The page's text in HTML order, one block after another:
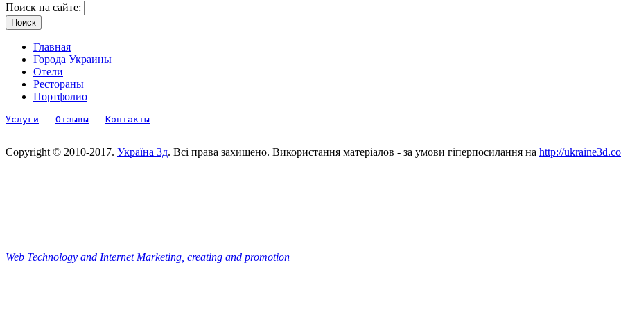
Поиск на сайте:
Главная
Города Украины
Отели
Рестораны
Портфолио
Услуги Отзывы Контакты
Copyright © 2010-2017. Україна 3д. Всі права захищено. Використання матеріалов - за умови гіперпосилання на http://
Web Technology and Internet Marketing, сreating and promotion